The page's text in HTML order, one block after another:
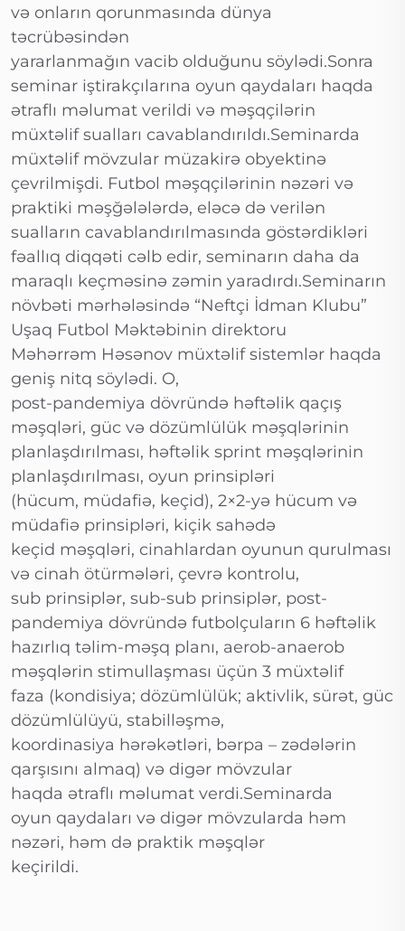
və onların qorunmasında dünya
təcrübəsindən
yararlanmağın vacib olduğunu söylədi.Sonra
seminar iştirakçılarına oyun qaydaları haqda
ətraflı məlumat verildi və məşqçilərin
müxtəlif sualları cavablandırıldı.Seminarda
müxtəlif mövzular müzakirə obyektinə
çevrilmişdi. Futbol məşqçilərinin nəzəri və
praktiki məşğələlərdə, eləcə də verilən
sualların cavablandırılmasında göstərdikləri
fəallıq diqqəti cəlb edir, seminarın daha da
maraqlı keçməsinə zəmin yaradırdı.Seminarın
növbəti mərhələsində “Neftçi İdman Klubu”
Uşaq Futbol Məktəbinin direktoru
Məhərrəm Həsənov müxtəlif sistemlər haqda
geniş nitq söylədi. O,
post-pandemiya dövründə həftəlik qaçış
məşqləri, güc və dözümlülük məşqlərinin
planlaşdırılması, həftəlik sprint məşqlərinin
planlaşdırılması, oyun prinsipləri
(hücum, müdafiə, keçid), 2×2-yə hücum və
müdafiə prinsipləri, kiçik sahədə
keçid məşqləri, cinahlardan oyunun qurulması
və cinah ötürmələri, çevrə kontrolu,
sub prinsiplər, sub-sub prinsiplər, post-
pandemiya dövründə futbolçuların 6 həftəlik
hazırlıq təlim-məşq planı, aerob-anaerob
məşqlərin stimullaşması üçün 3 müxtəlif
faza (kondisiya; dözümlülük; aktivlik, sürət, güc
dözümlülüyü, stabilləşmə,
koordinasiya hərəkətləri, bərpa – zədələrin
qarşısını almaq) və digər mövzular
haqda ətraflı məlumat verdi.Seminarda
oyun qaydaları və digər mövzularda həm
nəzəri, həm də praktik məşqlər
keçirildi.